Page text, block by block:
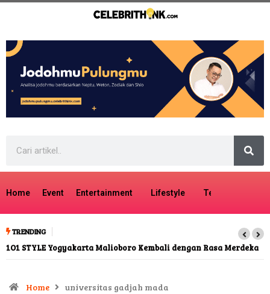
Home Event Entertainment Lifestyle Tech
TRENDING
Ada Kecenderungan Palsu dalam Putusan MK Terkait MBG
Home universitas gadjah mada